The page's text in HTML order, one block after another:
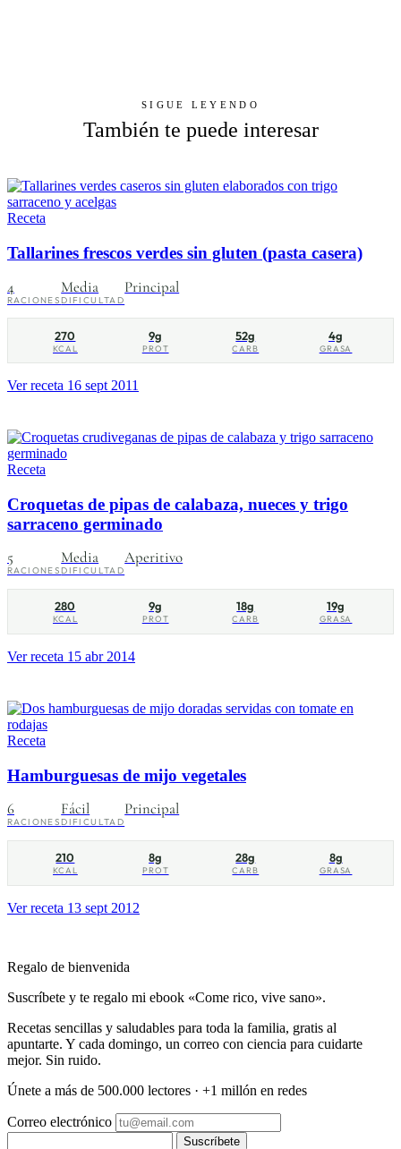
SIGUE LEYENDO
También te puede interesar
Receta
Tallarines frescos verdes sin gluten (pasta casera)
4
RACIONES
Media
DIFICULTAD
Principal
270
KCAL
9g
PROT
52g
CARB
4g
GRASA
Ver receta 16 sept 2011
Receta
Croquetas de pipas de calabaza, nueces y trigo
sarraceno germinado
5
RACIONES
Media
DIFICULTAD
Aperitivo
280
KCAL
9g
PROT
18g
CARB
19g
GRASA
Ver receta 15 abr 2014
Receta
Hamburguesas de mijo vegetales
6
RACIONES
Fácil
DIFICULTAD
Principal
210
KCAL
8g
PROT
28g
CARB
8g
GRASA
Ver receta 13 sept 2012
Regalo de bienvenida
Suscríbete y te regalo mi ebook «Come rico, vive sano».
Recetas sencillas y saludables para toda la familia, gratis al
apuntarte. Y cada domingo, un correo con ciencia para cuidarte
mejor. Sin ruido.
Únete a más de 500.000 lectores · +1 millón en redes
Correo electrónico
Suscríbete